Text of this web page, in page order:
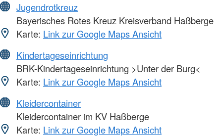
Jugendrotkreuz
Bayerisches Rotes Kreuz Kreisverband Haßberge
Karte: Link zur Google Maps Ansicht
Kindertageseinrichtung
BRK-Kindertageseinrichtung >Unter der Burg<
Karte: Link zur Google Maps Ansicht
Kleidercontainer
Kleidercontainer im KV Haßberge
Karte: Link zur Google Maps Ansicht